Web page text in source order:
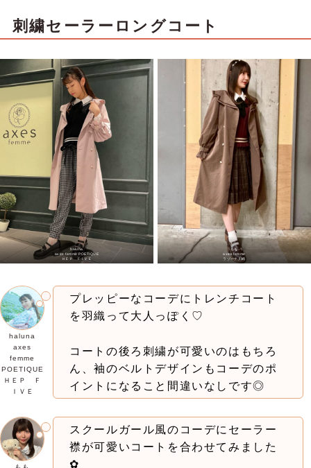
刺繍セーラーロングコート
haluna
axes femme POETIQUE
ＨＥＰ ＦＩＶＥ
もも
axes femme
ラゾーナ川崎
haluna
axes
femme
POETIQUE
ＨＥＰ Ｆ
ＩＶＥ
プレッピーなコーデにトレンチコート
を羽織って大人っぽく♡
コートの後ろ刺繍が可愛いのはもちろ
ん、袖のベルトデザインもコーデのポ
イントになること間違いなしです◎
スクールガール風のコーデにセーラー
襟が可愛いコートを合わせてみました
✿︎